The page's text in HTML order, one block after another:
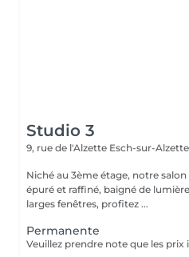
Studio 3
9, rue de l'Alzette Esch-sur-Alzette
Niché au 3ème étage, notre
épuré et raffiné, baigné de
larges fenêtres, profitez ...
Permanente